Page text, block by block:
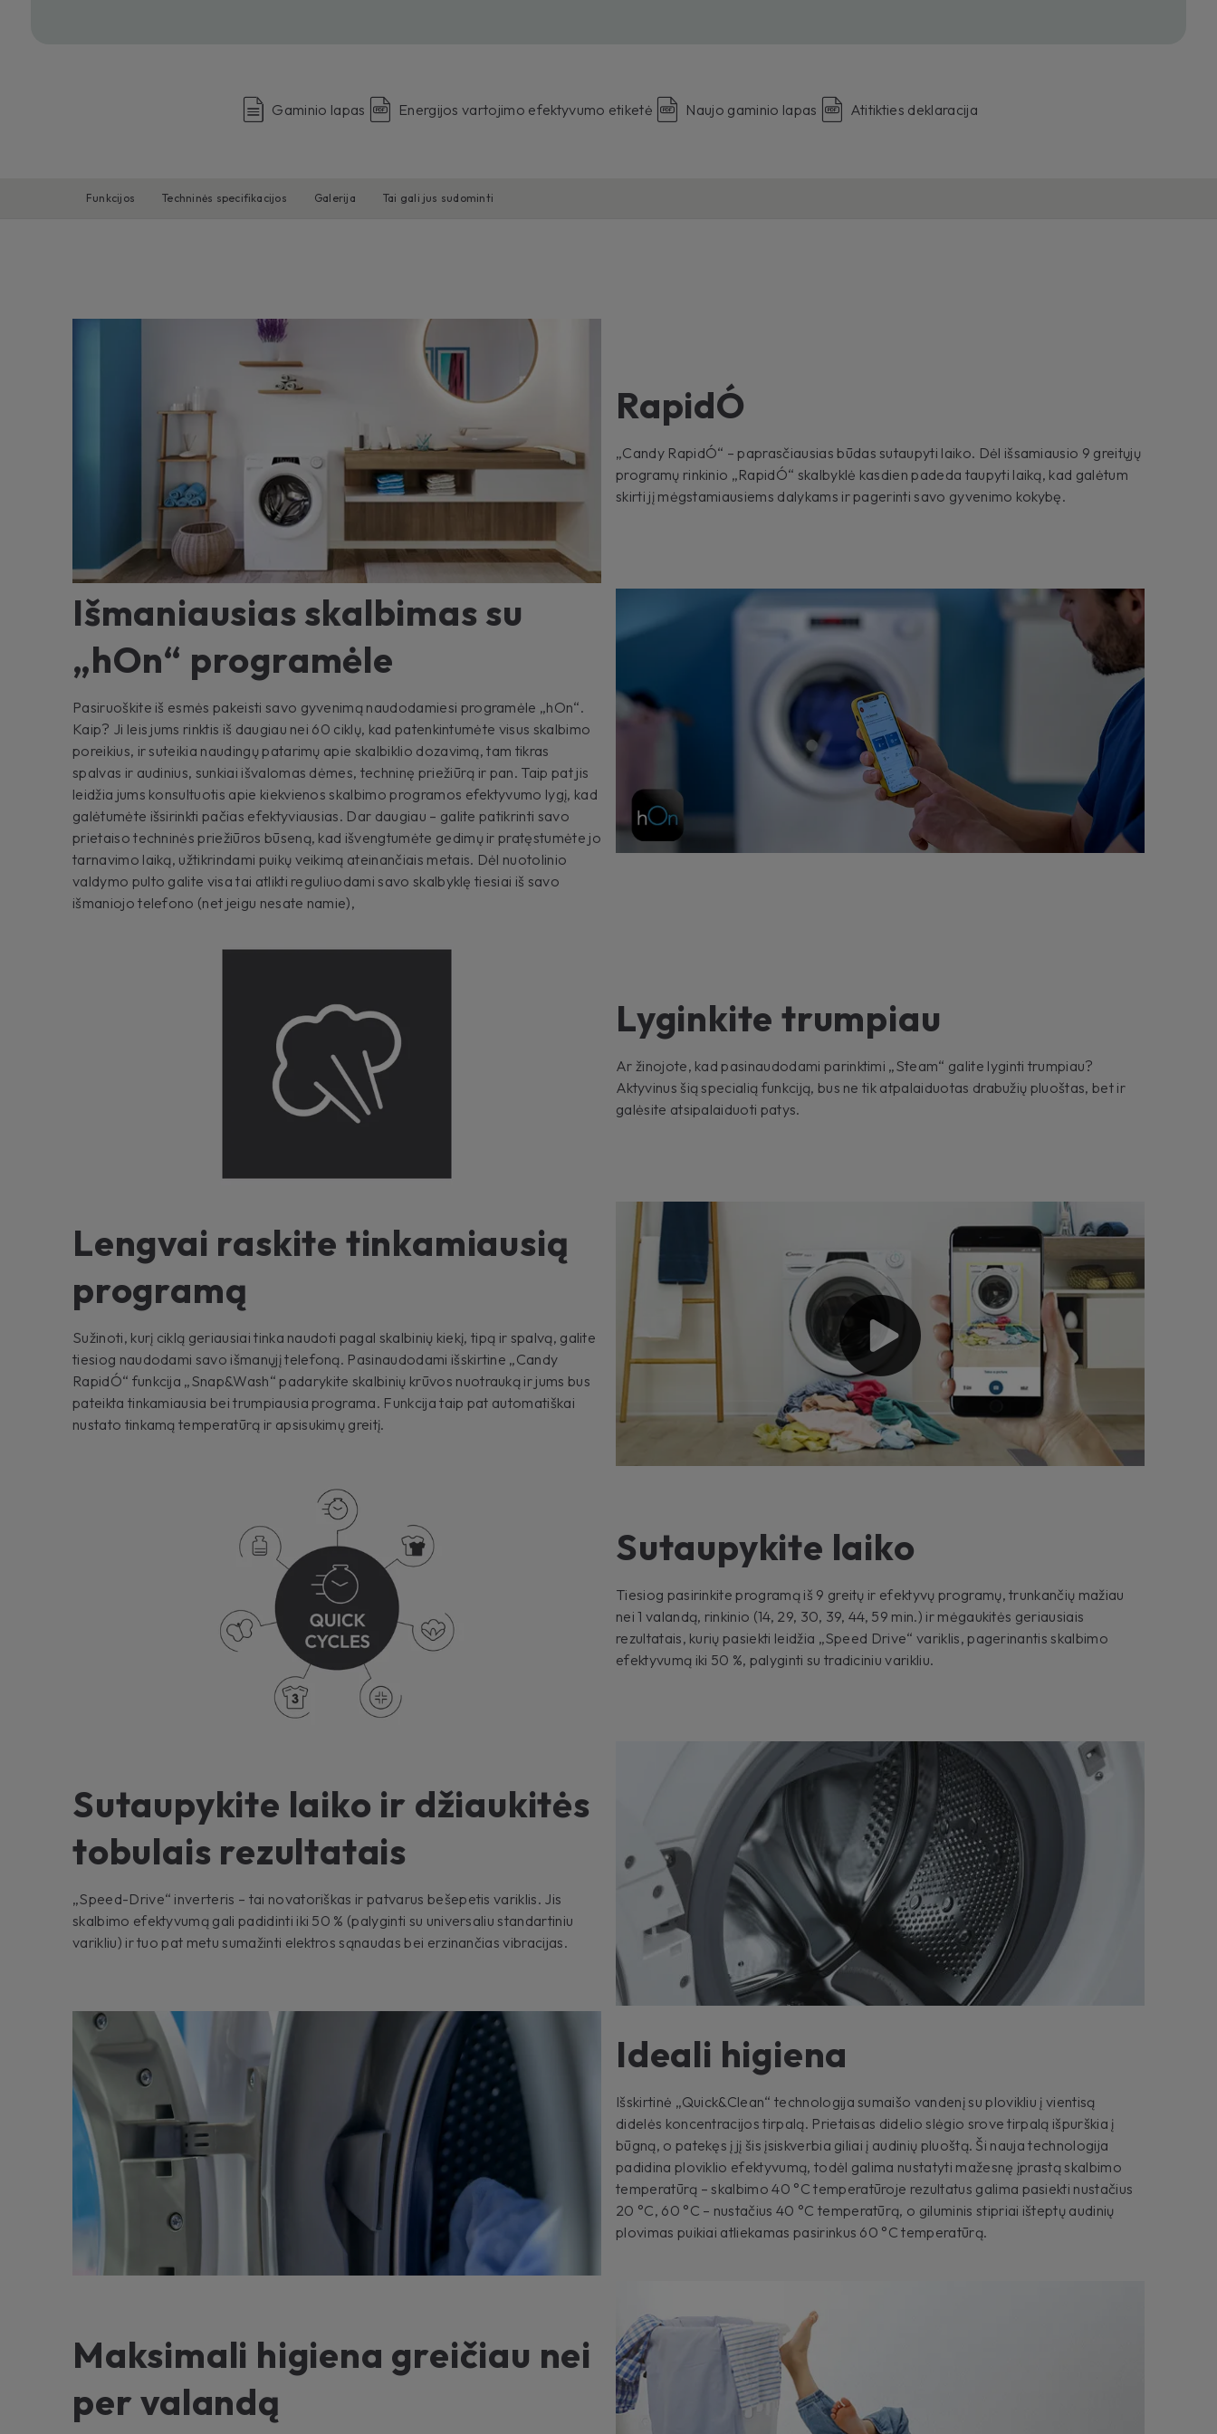
Gaminio lapas Energijos vartojimo efektyvumo etiketė Naujo gaminio lapas Atitikties deklaracija
Funkcijos Techninės specifikacijos Galerija Tai gali jus sudominti
RapidÓ
„Candy RapidÓ“ – paprasčiausias būdas sutaupyti laiko. Dėl išsamiausio 9 greitųjų
programų rinkinio „RapidÓ“ skalbyklė kasdien padeda taupyti laiką, kad galėtum
skirti jį mėgstamiausiems dalykams ir pagerinti savo gyvenimo kokybę.
Išmaniausias skalbimas su
„hOn“ programėle
Pasiruoškite iš esmės pakeisti savo gyvenimą naudodamiesi programėle „hOn“.
Kaip? Ji leis jums rinktis iš daugiau nei 60 ciklų, kad patenkintumėte visus skalbimo
poreikius, ir suteikia naudingų patarimų apie skalbiklio dozavimą, tam tikras
spalvas ir audinius, sunkiai išvalomas dėmes, techninę priežiūrą ir pan. Taip pat jis
leidžia jums konsultuotis apie kiekvienos skalbimo programos efektyvumo lygį, kad
galėtumėte išsirinkti pačias efektyviausias. Dar daugiau – galite patikrinti savo
prietaiso techninės priežiūros būseną, kad išvengtumėte gedimų ir pratęstumėte jo
tarnavimo laiką, užtikrindami puikų veikimą ateinančiais metais. Dėl nuotolinio
valdymo pulto galite visa tai atlikti reguliuodami savo skalbyklę tiesiai iš savo
išmaniojo telefono (net jeigu nesate namie),
Lyginkite trumpiau
Ar žinojote, kad pasinaudodami parinktimi „Steam“ galite lyginti trumpiau?
Aktyvinus šią specialią funkciją, bus ne tik atpalaiduotas drabužių pluoštas, bet ir
galėsite atsipalaiduoti patys.
Lengvai raskite tinkamiausią
programą
Sužinoti, kurį ciklą geriausiai tinka naudoti pagal skalbinių kiekį, tipą ir spalvą, galite
tiesiog naudodami savo išmanųjį telefoną. Pasinaudodami išskirtine „Candy
RapidÓ“ funkcija „Snap&Wash“ padarykite skalbinių krūvos nuotrauką ir jums bus
pateikta tinkamiausia bei trumpiausia programa. Funkcija taip pat automatiškai
nustato tinkamą temperatūrą ir apsisukimų greitį.
Sutaupykite laiko
Tiesiog pasirinkite programą iš 9 greitų ir efektyvų programų, trunkančių mažiau
nei 1 valandą, rinkinio (14, 29, 30, 39, 44, 59 min.) ir mėgaukitės geriausiais
rezultatais, kurių pasiekti leidžia „Speed Drive“ variklis, pagerinantis skalbimo
efektyvumą iki 50 %, palyginti su tradiciniu varikliu.
Sutaupykite laiko ir džiaukitės
tobulais rezultatais
„Speed-Drive“ inverteris – tai novatoriškas ir patvarus bešepetis variklis. Jis
skalbimo efektyvumą gali padidinti iki 50 % (palyginti su universaliu standartiniu
varikliu) ir tuo pat metu sumažinti elektros sąnaudas bei erzinančias vibracijas.
Ideali higiena
Išskirtinė „Quick&Clean“ technologija sumaišo vandenį su plovikliu į vientisą
didelės koncentracijos tirpalą. Prietaisas didelio slėgio srove tirpalą išpurškia į
būgną, o patekęs į jį šis įsiskverbia giliai į audinių pluoštą. Ši nauja technologija
padidina ploviklio efektyvumą, todėl galima nustatyti mažesnę įprastą skalbimo
temperatūrą – skalbimo 40 °C temperatūroje rezultatus galima pasiekti nustačius
20 °C, 60 °C – nustačius 40 °C temperatūrą, o giluminis stipriai išteptų audinių
plovimas puikiai atliekamas pasirinkus 60 °C temperatūrą.
Maksimali higiena greičiau nei
per valandą